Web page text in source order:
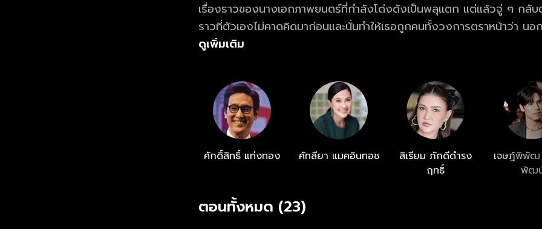
เรื่องราวของนางเอกภาพยนตร์ที่กำลังโด่งดังเป็นพลุแตก แต่แล้วจู่ ๆ กลับ
ราวที่ตัวเองไม่คาดคิดมาก่อนและนั่นทำให้เธอถูกคนทั้งวงการตราหน้าว่า นอ
ขวัญ และว่าที่เจ้าบ่าวในชีวิตจริง ทำให้พระเอกโกรธถึงขั้นประกาศยกเลิกงาน
ดูเพิ่มเติม
ศักดิ์สิทธิ์ แท่งทอง คัทลียา แมคอินทอช
สิเรียม ภักดีดำรง
ฤทธิ์
เจษฎ์พิพัฒ
พัฒ
ตอนทั้งหมด (23)